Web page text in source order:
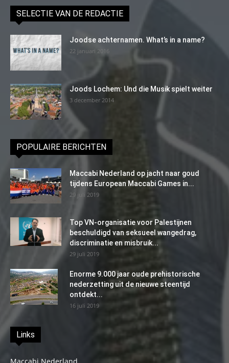
SELECTIE VAN DE REDACTIE
Joodse achternamen. What’s in a name?
22 januari 2016
Joods Lochem: Und die Musik spielt weiter
3 december 2014
POPULAIRE BERICHTEN
Maccabi Nederland op jacht naar goud
tijdens European Maccabi Games in...
29 juli 2019
Top VN-organisatie voor Palestijnen
beschuldigd van seksueel wangedrag,
discriminatie en misbruik...
29 juli 2019
Enorme 9.000 jaar oude prehistorische
nederzetting uit de nieuwe steentijd
ontdekt...
16 juli 2019
Links